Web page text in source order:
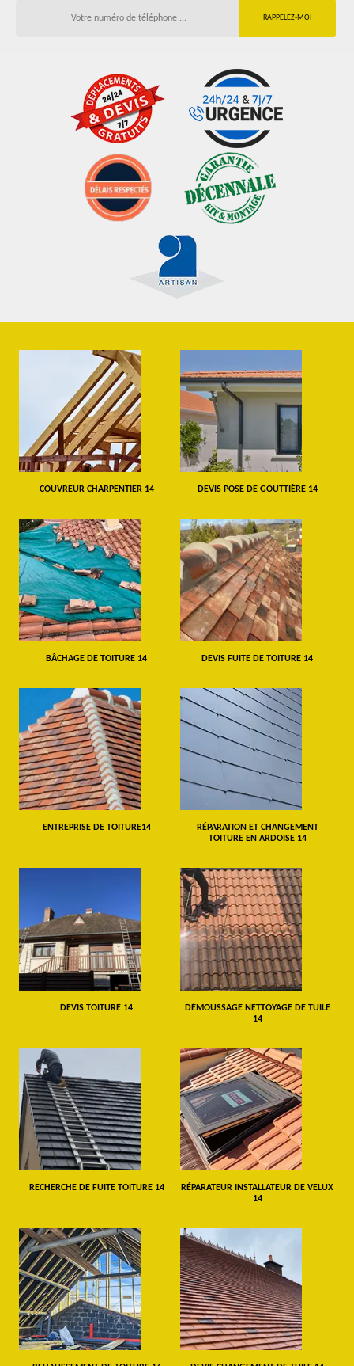
COUVREUR CHARPENTIER 14 DEVIS POSE DE GOUTTIÈRE 14
BÂCHAGE DE TOITURE 14 DEVIS FUITE DE TOITURE 14
ENTREPRISE DE TOITURE14
RÉPARATION ET CHANGEMENT
TOITURE EN ARDOISE 14
DEVIS TOITURE 14
DÉMOUSSAGE NETTOYAGE DE TUILE
14
RECHERCHE DE FUITE TOITURE 14
RÉPARATEUR INSTALLATEUR DE VELUX
14